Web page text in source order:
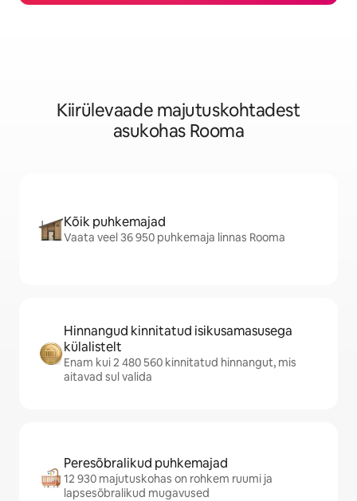
Kiirülevaade majutuskohtadest
asukohas Rooma
Kõik puhkemajad
Vaata veel 36 950 puhkemaja linnas Rooma
Hinnangud kinnitatud isikusamasusega
külalistelt
Enam kui 2 480 560 kinnitatud hinnangut, mis
aitavad sul valida
Peresõbralikud puhkemajad
12 930 majutuskohas on rohkem ruumi ja
lapsesõbralikud mugavused